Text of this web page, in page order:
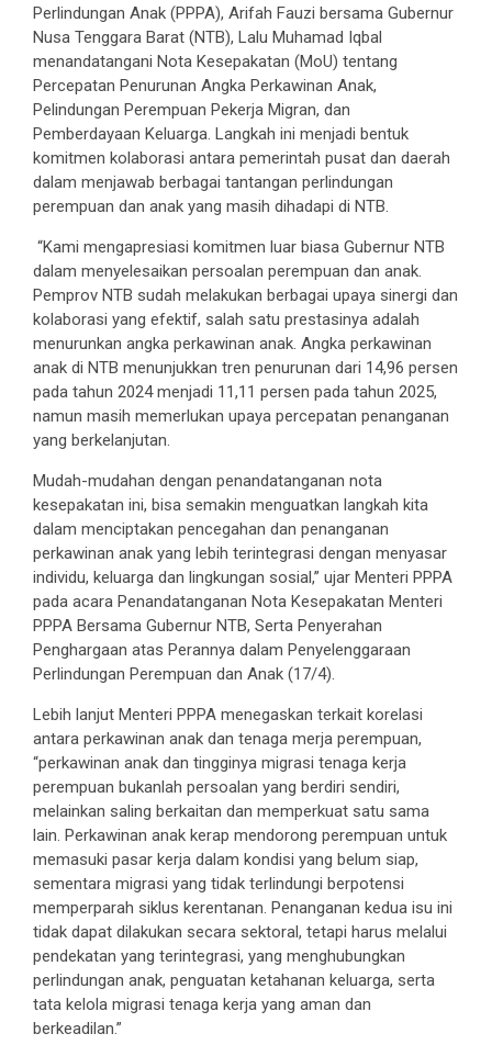
Perlindungan Anak (PPPA), Arifah Fauzi bersama Gubernur
Nusa Tenggara Barat (NTB), Lalu Muhamad Iqbal
menandatangani Nota Kesepakatan (MoU) tentang
Percepatan Penurunan Angka Perkawinan Anak,
Pelindungan Perempuan Pekerja Migran, dan
Pemberdayaan Keluarga. Langkah ini menjadi bentuk
komitmen kolaborasi antara pemerintah pusat dan daerah
dalam menjawab berbagai tantangan perlindungan
perempuan dan anak yang masih dihadapi di NTB.
“Kami mengapresiasi komitmen luar biasa Gubernur NTB
dalam menyelesaikan persoalan perempuan dan anak.
Pemprov NTB sudah melakukan berbagai upaya sinergi dan
kolaborasi yang efektif, salah satu prestasinya adalah
menurunkan angka perkawinan anak. Angka perkawinan
anak di NTB menunjukkan tren penurunan dari 14,96 persen
pada tahun 2024 menjadi 11,11 persen pada tahun 2025,
namun masih memerlukan upaya percepatan penanganan
yang berkelanjutan.
Mudah-mudahan dengan penandatanganan nota
kesepakatan ini, bisa semakin menguatkan langkah kita
dalam menciptakan pencegahan dan penanganan
perkawinan anak yang lebih terintegrasi dengan menyasar
individu, keluarga dan lingkungan sosial,” ujar Menteri PPPA
pada acara Penandatanganan Nota Kesepakatan Menteri
PPPA Bersama Gubernur NTB, Serta Penyerahan
Penghargaan atas Perannya dalam Penyelenggaraan
Perlindungan Perempuan dan Anak (17/4).
Lebih lanjut Menteri PPPA menegaskan terkait korelasi
antara perkawinan anak dan tenaga merja perempuan,
“perkawinan anak dan tingginya migrasi tenaga kerja
perempuan bukanlah persoalan yang berdiri sendiri,
melainkan saling berkaitan dan memperkuat satu sama
lain. Perkawinan anak kerap mendorong perempuan untuk
memasuki pasar kerja dalam kondisi yang belum siap,
sementara migrasi yang tidak terlindungi berpotensi
memperparah siklus kerentanan. Penanganan kedua isu ini
tidak dapat dilakukan secara sektoral, tetapi harus melalui
pendekatan yang terintegrasi, yang menghubungkan
perlindungan anak, penguatan ketahanan keluarga, serta
tata kelola migrasi tenaga kerja yang aman dan
berkeadilan.”